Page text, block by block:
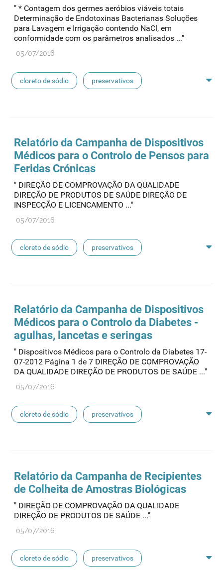
concentrados de hemodiálise lavagem nasal
linhas de perfusão desinfetantes
" * Contagem dos germes aeróbios viáveis totais
Determinação de Endotoxinas Bacterianas Soluções
para Lavagem e Irrigação contendo NaCl, em
conformidade com os parâmetros analisados ..."
05/07/2016
cloreto de sódio preservativos
pensos lancetas luvas cirúrgicas
concentrados de hemodiálise lavagem nasal
linhas de perfusão
Relatório da Campanha de Dispositivos
Médicos para o Controlo de Pensos para
Feridas Crónicas
" DIREÇÃO DE COMPROVAÇÃO DA QUALIDADE
DIREÇÃO DE PRODUTOS DE SAÚDE DIREÇÃO DE
INSPECÇÃO E LICENCAMENTO ..."
05/07/2016
cloreto de sódio preservativos
pensos lancetas luvas cirúrgicas
concentrados de hemodiálise lavagem nasal
linhas de perfusão
Relatório da Campanha de Dispositivos
Médicos para o Controlo da Diabetes -
agulhas, lancetas e seringas
" Dispositivos Médicos para o Controlo da Diabetes 17-
07-2012 Página 1 de 7 DIREÇÃO DE COMPROVAÇÃO
DA QUALIDADE DIREÇÃO DE PRODUTOS DE SAÚDE ..."
05/07/2016
cloreto de sódio preservativos
pensos lancetas luvas cirúrgicas
concentrados de hemodiálise
linhas de perfusão desinfetantes
Relatório da Campanha de Recipientes
de Colheita de Amostras Biológicas
" DIREÇÃO DE COMPROVAÇÃO DA QUALIDADE
DIREÇÃO DE PRODUTOS DE SAÚDE ..."
05/07/2016
cloreto de sódio preservativos